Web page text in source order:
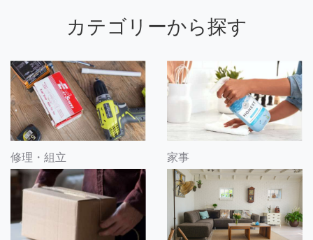
カテゴリーから探す
修理・組立 家事